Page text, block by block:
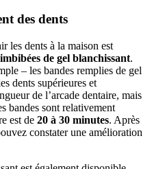
des dents
les dents à la maison est
de gel blanchissant.
– les bandes remplies de gel
dents supérieures et
de l’arcade dentaire, mais
bandes sont relativement
est de 20 à 30 minutes. Après
constater une amélioration